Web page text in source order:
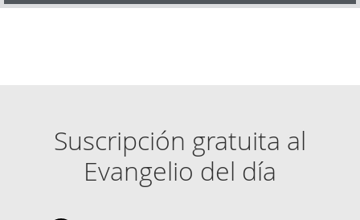
Suscripción gratuita al
Evangelio del día